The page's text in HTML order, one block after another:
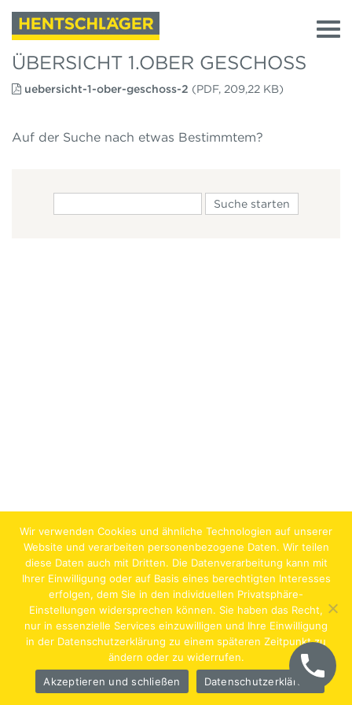
ÜBERSICHT 1.OBER GESCHOSS
uebersicht-1-ober-geschoss-2 (PDF, 209,22 KB)
Auf der Suche nach etwas Bestimmtem?
Jobs Lehrstellen Impressum AGB Datenschutz
Hentschläger Bau GmbH – A-4222 Langenstein,
Wir verwenden Cookies und ähnliche Technologien auf unserer
Website und verarbeiten personenbezogene Daten. Wir teilen
diese Daten auch mit Dritten. Die Datenverarbeitung kann mit
Ihrer Einwilligung oder auf Basis eines berechtigten Interesses
erfolgen, dem Sie in den individuellen Privatsphäre-
Einstellungen widersprechen können. Sie haben das Recht,
nur in essenzielle Services einzuwilligen und Ihre Einwilligung
in der Datenschutzerklärung zu einem späteren Zeitpunkt zu
ändern oder zu widerrufen.
Akzeptieren und schließen
Datenschutzerklärung